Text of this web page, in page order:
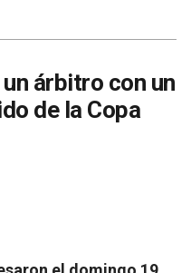
árbitro con un
de la Copa